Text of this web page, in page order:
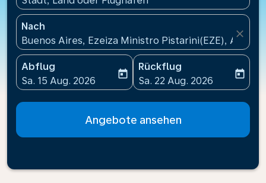
Nach
Buenos Aires, Ezeiza Ministro Pistarini(EZE),
close
Abflug
fc-booking-departure-date-aria-label
Sa. 15 Aug. 2026
today
Rückflug
fc-booking-return-date-
Sa. 22 Aug. 2026
today
Angebote ansehen